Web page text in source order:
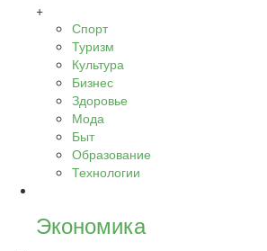
+
Спорт
Туризм
Культура
Бизнес
Здоровье
Мода
Быт
Образование
Технологии
Экономика